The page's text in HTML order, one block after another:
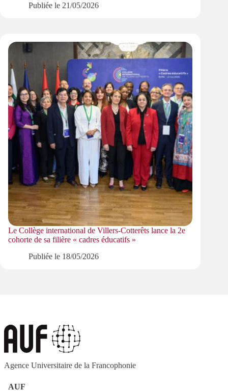
Publiée le 21/05/2026
Le Collège international de Villers-Cotterêts lance la 2e
cohorte de sa filière « cadres éducatifs »
Publiée le 18/05/2026
Agence Universitaire de la Francophonie
AUF